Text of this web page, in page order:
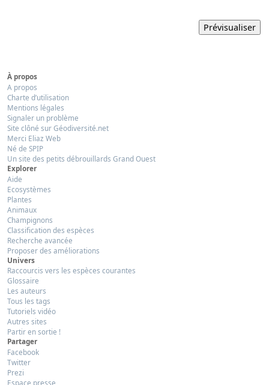
À propos
A propos
Charte d’utilisation
Mentions légales
Signaler un problème
Site clôné sur Géodiversité.net
Merci Eliaz Web
Né de SPIP
Un site des petits débrouillards Grand Ouest
Explorer
Aide
Ecosystèmes
Plantes
Animaux
Champignons
Classification des espèces
Recherche avancée
Proposer des améliorations
Univers
Raccourcis vers les espèces courantes
Glossaire
Les auteurs
Tous les tags
Tutoriels vidéo
Autres sites
Partir en sortie !
Partager
Facebook
Twitter
Prezi
Espace presse